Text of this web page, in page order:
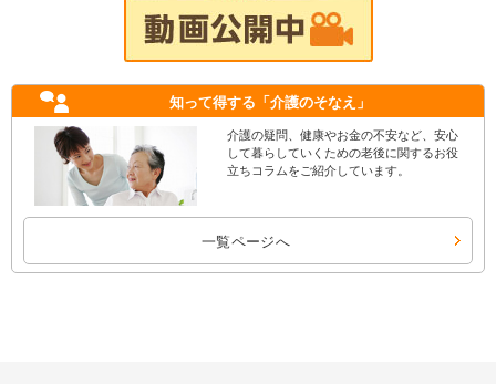
知って得する 「介護のそなえ」
介護の疑問、健康やお金の不安など、安心
して暮らしていくための老後に関するお役
立ちコラムをご紹介しています。
一覧ページへ